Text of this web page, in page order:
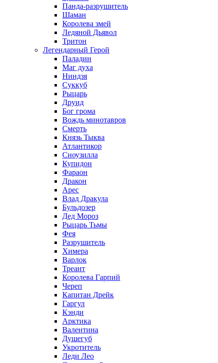
Панда-разрушитель
Шаман
Королева змей
Ледяной Дьявол
Тритон
Легендарный Герой
Паладин
Маг духа
Ниндзя
Суккуб
Рыцарь
Друид
Бог грома
Вождь минотавров
Смерть
Князь Тыква
Атлантикор
Сноузилла
Купидон
Фараон
Дракон
Арес
Влад Дракула
Бульдозер
Дед Мороз
Рыцарь Тьмы
Фея
Разрушитель
Химера
Варлок
Треант
Королева Гарпий
Череп
Капитан Дрейк
Гаргул
Кэнди
Арктика
Валентина
Душегуб
Укротитель
Леди Лео